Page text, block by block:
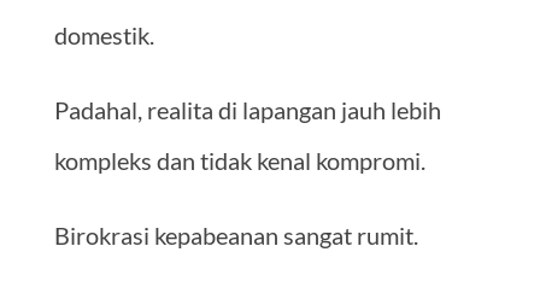
domestik.
Padahal, realita di lapangan jauh lebih
kompleks dan tidak kenal kompromi.
Birokrasi kepabeanan sangat rumit.